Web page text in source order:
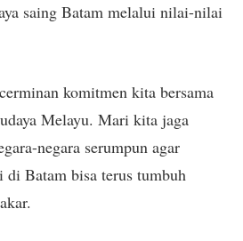
saing Batam melalui nilai-nilai
komitmen kita bersama
Melayu. Mari kita jaga
negara serumpun agar
di Batam bisa terus tumbuh